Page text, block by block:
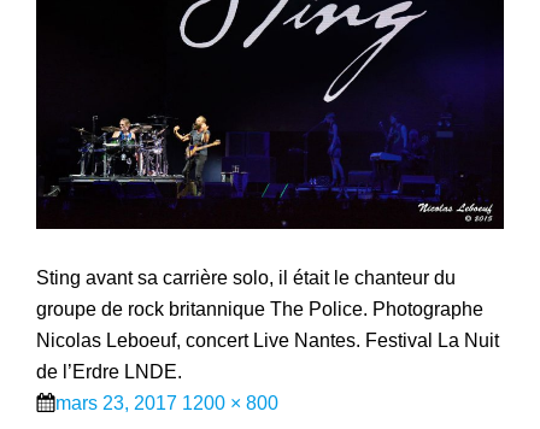
Sting avant sa carrière solo, il était le chanteur du
groupe de rock britannique The Police. Photographe
Nicolas Leboeuf, concert Live Nantes. Festival La Nuit
de l’Erdre LNDE.
Posted
mars 23, 2017 Full
1200 × 800